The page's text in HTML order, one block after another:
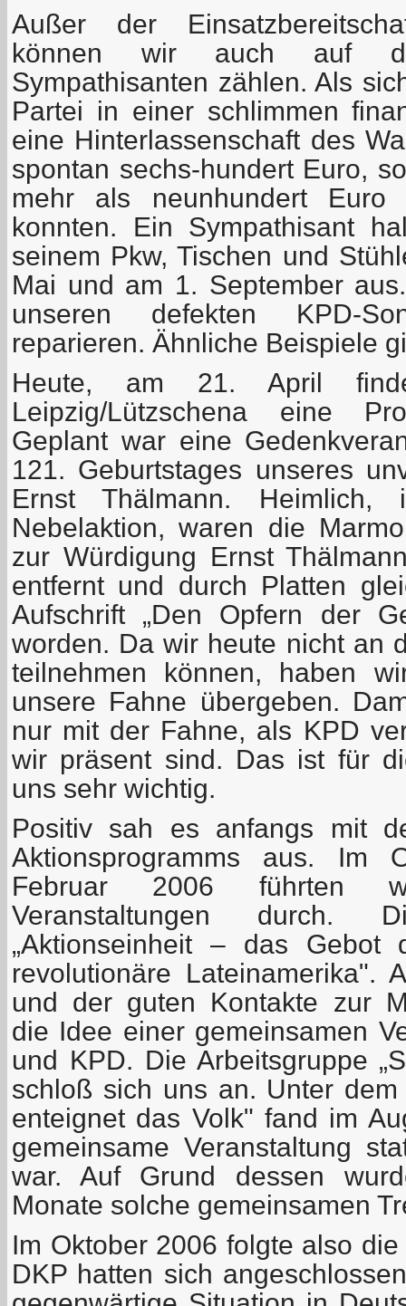
Außer der
können wir auch auf
Sympathisanten zählen. Als
Partei in einer schlimmen
eine Hinterlassenschaft des
spontan sechs-hundert Euro,
mehr als neunhundert Euro
konnten. Ein Sympathisant
seinem Pkw, Tischen und
Mai und am 1. September
unseren defekten KPD-
reparieren. Ähnliche Beispiele
Heute, am 21. April
Leipzig/Lützschena eine
Geplant war eine
121. Geburtstages unseres
Ernst Thälmann.
Nebelaktion, waren die
zur Würdigung Ernst
entfernt und durch Platten
Aufschrift „Den Opfern der
worden. Da wir heute nicht an
teilnehmen können, haben
unsere Fahne übergeben.
nur mit der Fahne, als KPD
wir präsent sind. Das ist für
uns sehr wichtig.
Positiv sah es anfangs mit
Aktionsprogramms aus. Im
Februar 2006 führten
Veranstaltungen durch.
„Aktionseinheit – das Gebot
revolutionäre Lateinamerika".
und der guten Kontakte zur
die Idee einer gemeinsamen
und KPD. Die Arbeitsgruppe
schloß sich uns an. Unter dem
enteignet das Volk" fand im
gemeinsame Veranstaltung
war. Auf Grund dessen
Monate solche gemeinsamen
Im Oktober 2006 folgte also
DKP hatten sich